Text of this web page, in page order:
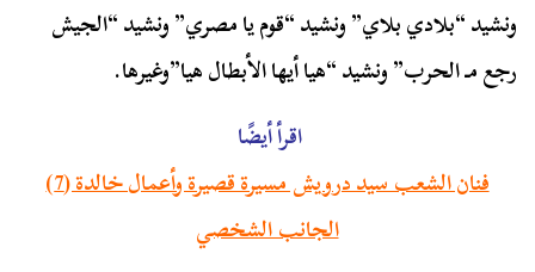
ونشيد “بلادي بلاي” ونشيد “قوم يا مصري” ونشيد “الجيش
رجع مـ الحرب” ونشيد “هيا أيها الأبطال هيا”وغيرها.
اقرأ أيضًا
فنان الشعب سيد درويش مسيرة قصيرة وأعمال خالدة (7)
الجانب الشخصي